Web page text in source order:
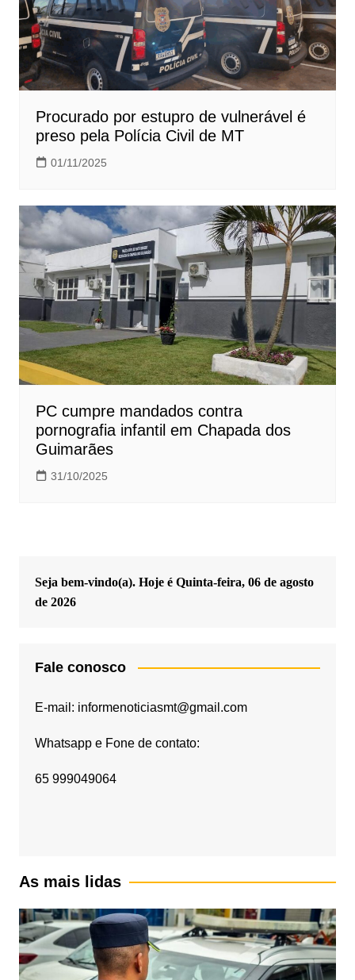
Procurado por estupro de vulnerável é
preso pela Polícia Civil de MT
01/11/2025
PC cumpre mandados contra
pornografia infantil em Chapada dos
Guimarães
31/10/2025
Seja bem-vindo(a). Hoje é Quinta-feira, 06 de agosto
de 2026
Fale conosco
E-mail: informenoticiasmt@gmail.com
Whatsapp e Fone de contato:
65 999049064
As mais lidas